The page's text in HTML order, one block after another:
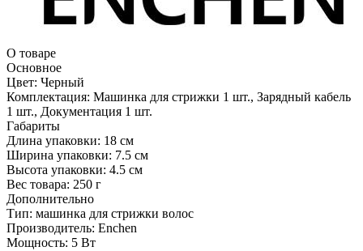
О товаре
Основное
Цвет: Черный
Комплектация: Машинка для стрижки 1 шт., Зарядный кабель
1 шт., Документация 1 шт.
Габариты
Длина упаковки: 18 см
Ширина упаковки: 7.5 см
Высота упаковки: 4.5 см
Вес товара: 250 г
Дополнительно
Тип: машинка для стрижки волос
Производитель: Enchen
Мощность: 5 Вт